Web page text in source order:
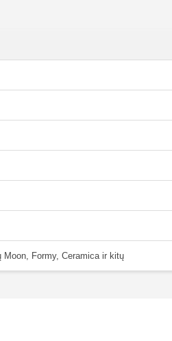
Formy, Ceramica ir kitų